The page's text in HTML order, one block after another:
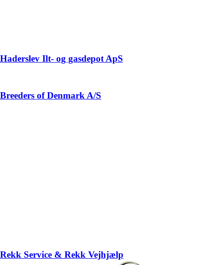
Haderslev Ilt- og gasdepot ApS
Breeders of Denmark A/S
Rekk Service & Rekk Vejhjælp